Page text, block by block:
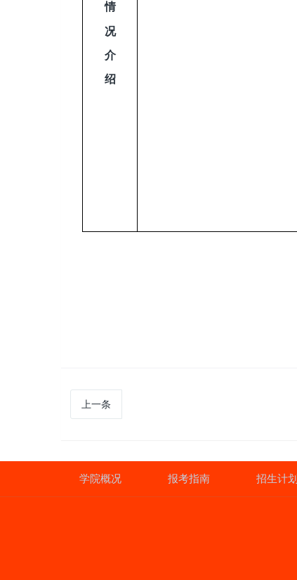
情
况
介
绍
上一条
学院概况 报考指南 招生计划